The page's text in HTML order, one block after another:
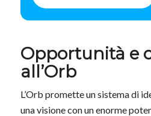
Opportunità e
all’Orb
L’Orb promette un sistema di
una visione con un enorme